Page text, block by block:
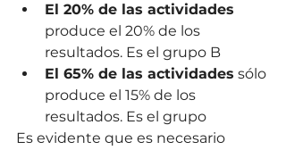
El 20% de las actividades
produce el 20% de los
resultados. Es el grupo B
El 65% de las actividades sólo
produce el 15% de los
resultados. Es el grupo
Es evidente que es necesario